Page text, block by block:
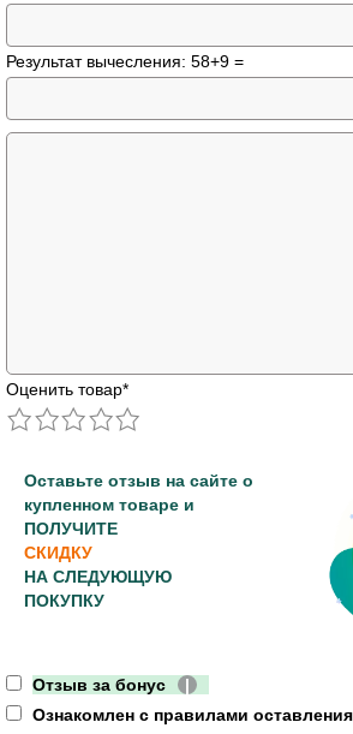
Результат вычесления: 58+9 =
Оценить товар*
Оставьте отзыв на сайте о
купленном товаре и
ПОЛУЧИТЕ
СКИДКУ
НА СЛЕДУЮЩУЮ
ПОКУПКУ
Отзыв за бонус
|
Ознакомлен с правилами